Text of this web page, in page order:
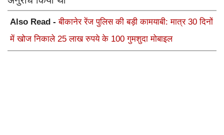
Also Read -बीकानेर रेंज पुलिस की बड़ी कामयाबी: मात्र 30 दिनों
में खोज निकाले 25 लाख रुपये के 100 गुमशुदा मोबाइल